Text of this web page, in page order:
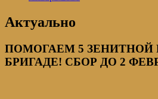
Актуально
ПОМОГАЕМ 5 ЗЕНИТНОЙ
БРИГАДЕ! СБОР ДО 2